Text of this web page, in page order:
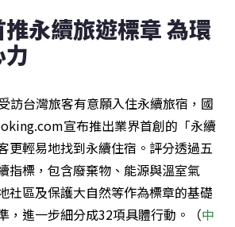
永續旅遊標章 為環
訪台灣旅客有意願入住永續旅宿，國
宣布推出業界首創的「永續
更輕易地找到永續住宿。評分透過五
指標，包含廢棄物、能源與溫室氣
社區及保護大自然等作為標章的基礎
，進一步細分成32項具體行動。（中